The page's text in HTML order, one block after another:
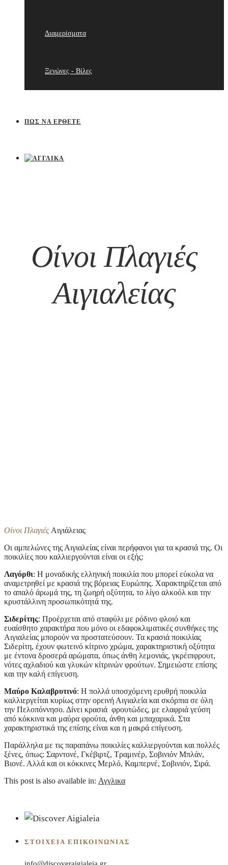
Διαμερίσματα
Ξενώνες - Βίλες
ΠΩΣ ΝΑ ΈΡΘΕΤΕ
Οίνοι Πλαγιές
Αιγιαλείας
Οίνοι Πλαγιές Αιγιάλειας
Οι αμπελώνες της Αιγιαλείας είναι περήφανοι για τα κρασιά της. Οι
ποικιλίες που καλλιεργούνται είναι οι εξής:
Λαγόρθι: Η μοναδικής ελληνική ποικιλία που μπορεί εύκολα να
αναμετρηθεί με κρασιά της βόρειας Ευρώπης. Χαρακτηρίζεται από
το απαλό άρωμά της, τη ζωηρή οξύτητα, το λίγο αλκοόλ και την
κρυστάλλινη προσωπικότητά της.
Σιδερίτης: Προέρχεται από σταφύλι με ρόδινο φλοιό και
ευαίσθητο χαρακτήρα που μόνο οι εδαφοκλιματικές συνθήκες της
Αιγιαλείας μπορούν να προστατεύσουν. Τα κρασιά ποικιλίας
Σιδερίτη, έχουν φωτεινό κίτρινο χρώμα, χαρακτηριστική οξύτητα
με έντονα δροσερά αρώματα, όπως άνθη λεμονιάς, γκρέιπφρουτ,
νότες αχλαδιού και γλυκών κίτρινών φρούτων. Σημειώστε επίσης
και την καλή επίγευση.
Μαύρο Καλαβρυτινό: Η πολλά υποσχόμενη ερυθρή ποικιλία
καλλιεργείται κυρίως στην ορεινή Αιγιαλεία και σκόρπια σε όλη
την Πελοπόννησο. Δίνει κρασιά φρουτώδες, με ελαφριά γεύση
από κόκκινα και μαύρα φρούτα, άνθη και μπαχαρικά. Στα
χαρακτηριστικά της επίσης είναι και η μακρά επίγευση.
Παράλληλα με τις παραπάνω ποικιλίες καλλιεργούνται και πολλές
ξένες, όπως: Σαρντονέ, Γκέβιρτζ, Τραμινέρ, Σοβινιόν Μπλάν,
Βιονέ. Αλλά και οι κόκκινες Μερλό, Καμπερνέ, Σοβινιόν, Σιρά.
This post is also available in: Αγγλικα
ΣΤΟΙΧΕΊΑ ΕΠΙΚΟΙΝΩΝΊΑΣ